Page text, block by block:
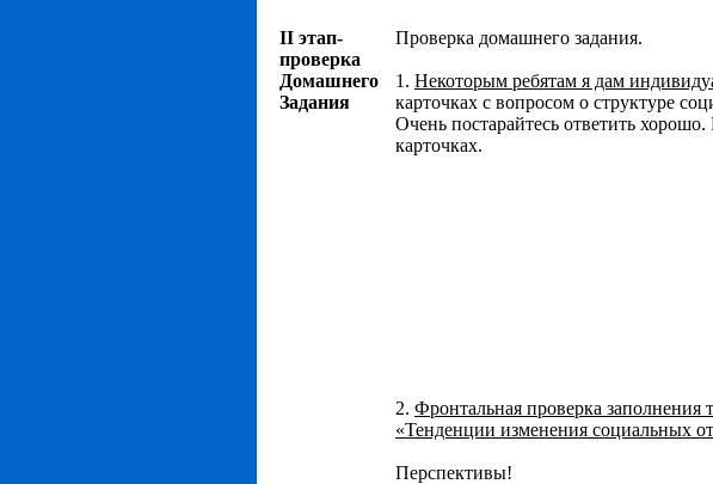
II этап-
проверка
Домашнего
Задания
Проверка домашнего задания.
1. Некоторым ребятам я дам
карточках с вопросом о структуре
Очень постарайтесь ответить
карточках.
2. Фронтальная проверка заполнения
«Тенденции изменения социальных
Перспективы!